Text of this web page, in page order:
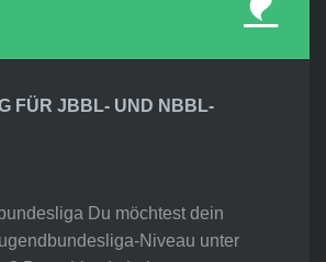
FÜR JBBL- UND NBBL-
Du möchtest dein
Niveau unter